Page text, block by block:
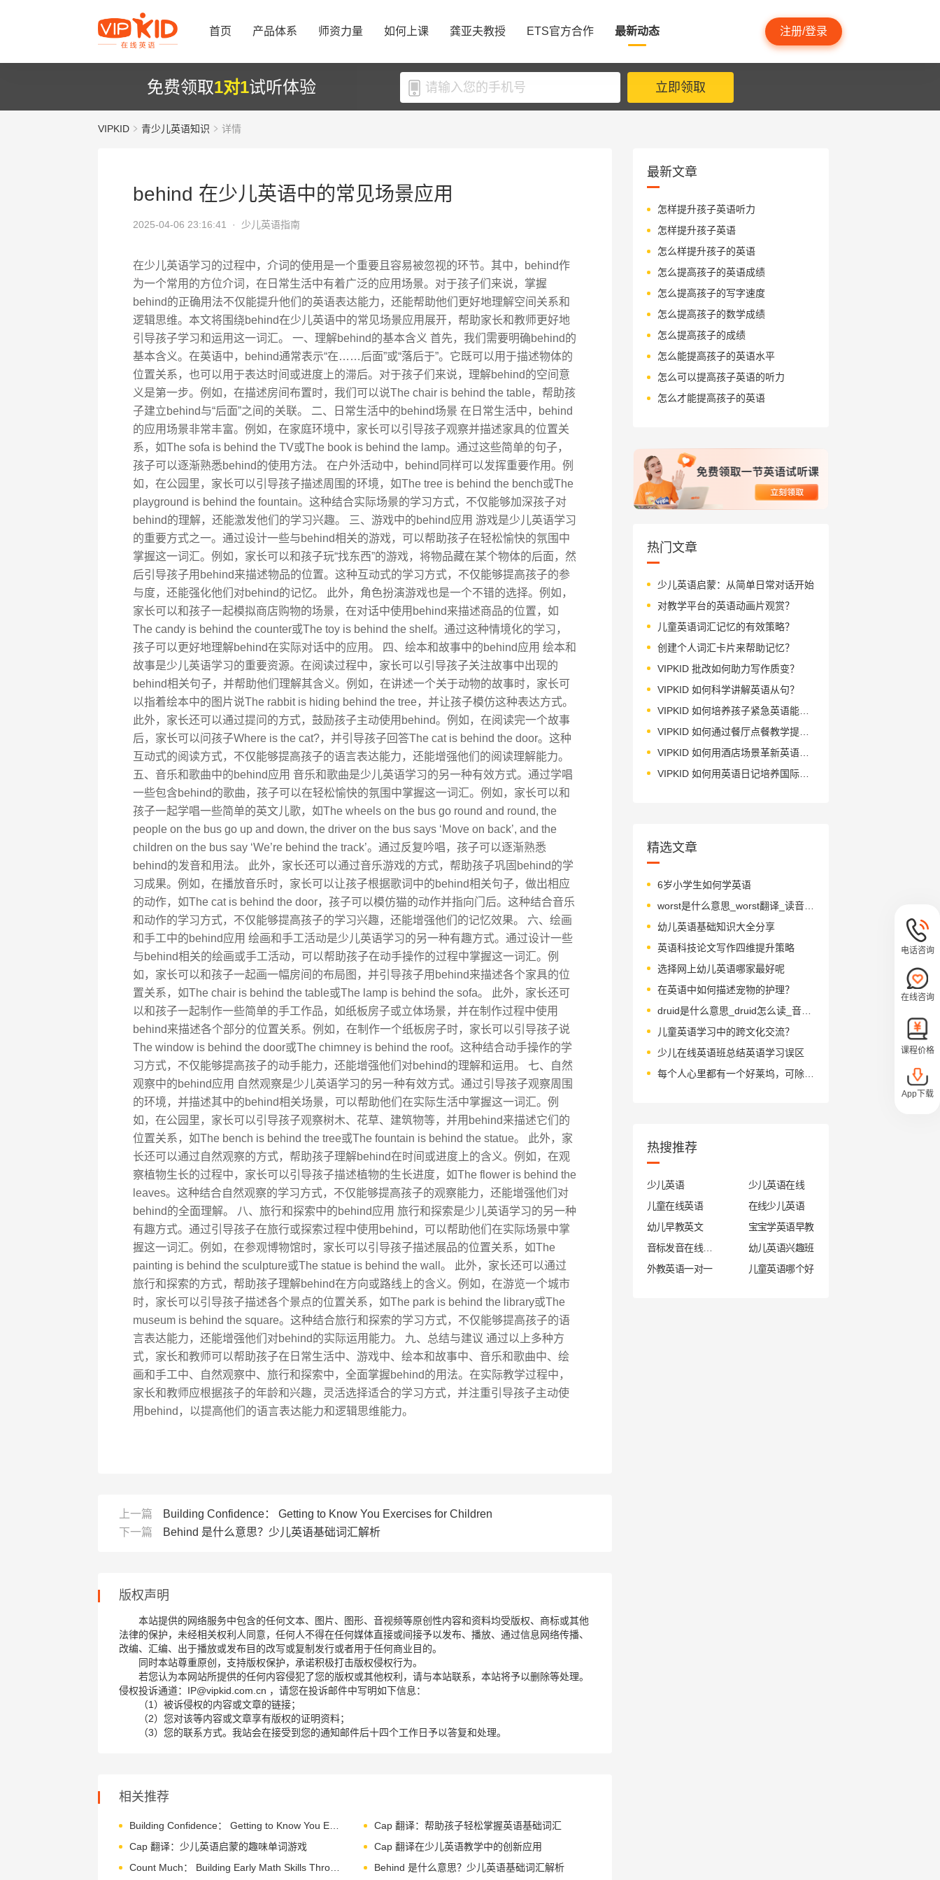
首页 产品体系 师资力量 如何上课 龚亚夫教授 ETS官方合作 最新动态 注册/登录
免费领取1对1试听体验 立即领取
VIPKID 青少儿英语知识 详情
behind 在少儿英语中的常见场景应用
2025-04-06 23:16:41 · 少儿英语指南
在少儿英语学习的过程中，介词的使用是一个重要且容易被忽视的环节。其中，behind作
为一个常用的方位介词，在日常生活中有着广泛的应用场景。对于孩子们来说，掌握
behind的正确用法不仅能提升他们的英语表达能力，还能帮助他们更好地理解空间关系和
逻辑思维。本文将围绕behind在少儿英语中的常见场景应用展开，帮助家长和教师更好地
引导孩子学习和运用这一词汇。 一、理解behind的基本含义 首先，我们需要明确behind的
基本含义。在英语中，behind通常表示“在……后面”或“落后于”。它既可以用于描述物体的
位置关系，也可以用于表达时间或进度上的滞后。对于孩子们来说，理解behind的空间意
义是第一步。例如，在描述房间布置时，我们可以说The chair is behind the table，帮助孩
子建立behind与“后面”之间的关联。 二、日常生活中的behind场景 在日常生活中，behind
的应用场景非常丰富。例如，在家庭环境中，家长可以引导孩子观察并描述家具的位置关
系，如The sofa is behind the TV或The book is behind the lamp。通过这些简单的句子，
孩子可以逐渐熟悉behind的使用方法。 在户外活动中，behind同样可以发挥重要作用。例
如，在公园里，家长可以引导孩子描述周围的环境，如The tree is behind the bench或The
playground is behind the fountain。这种结合实际场景的学习方式，不仅能够加深孩子对
behind的理解，还能激发他们的学习兴趣。 三、游戏中的behind应用 游戏是少儿英语学习
的重要方式之一。通过设计一些与behind相关的游戏，可以帮助孩子在轻松愉快的氛围中
掌握这一词汇。例如，家长可以和孩子玩“找东西”的游戏，将物品藏在某个物体的后面，然
后引导孩子用behind来描述物品的位置。这种互动式的学习方式，不仅能够提高孩子的参
与度，还能强化他们对behind的记忆。 此外，角色扮演游戏也是一个不错的选择。例如，
家长可以和孩子一起模拟商店购物的场景，在对话中使用behind来描述商品的位置，如
The candy is behind the counter或The toy is behind the shelf。通过这种情境化的学习，
孩子可以更好地理解behind在实际对话中的应用。 四、绘本和故事中的behind应用 绘本和
故事是少儿英语学习的重要资源。在阅读过程中，家长可以引导孩子关注故事中出现的
behind相关句子，并帮助他们理解其含义。例如，在讲述一个关于动物的故事时，家长可
以指着绘本中的图片说The rabbit is hiding behind the tree，并让孩子模仿这种表达方式。
此外，家长还可以通过提问的方式，鼓励孩子主动使用behind。例如，在阅读完一个故事
后，家长可以问孩子Where is the cat?，并引导孩子回答The cat is behind the door。这种
互动式的阅读方式，不仅能够提高孩子的语言表达能力，还能增强他们的阅读理解能力。
五、音乐和歌曲中的behind应用 音乐和歌曲是少儿英语学习的另一种有效方式。通过学唱
一些包含behind的歌曲，孩子可以在轻松愉快的氛围中掌握这一词汇。例如，家长可以和
孩子一起学唱一些简单的英文儿歌，如The wheels on the bus go round and round, the
people on the bus go up and down, the driver on the bus says ‘Move on back’, and the
children on the bus say ‘We’re behind the track’。通过反复吟唱，孩子可以逐渐熟悉
behind的发音和用法。 此外，家长还可以通过音乐游戏的方式，帮助孩子巩固behind的学
习成果。例如，在播放音乐时，家长可以让孩子根据歌词中的behind相关句子，做出相应
的动作，如The cat is behind the door，孩子可以模仿猫的动作并指向门后。这种结合音乐
和动作的学习方式，不仅能够提高孩子的学习兴趣，还能增强他们的记忆效果。 六、绘画
和手工中的behind应用 绘画和手工活动是少儿英语学习的另一种有趣方式。通过设计一些
与behind相关的绘画或手工活动，可以帮助孩子在动手操作的过程中掌握这一词汇。例
如，家长可以和孩子一起画一幅房间的布局图，并引导孩子用behind来描述各个家具的位
置关系，如The chair is behind the table或The lamp is behind the sofa。 此外，家长还可
以和孩子一起制作一些简单的手工作品，如纸板房子或立体场景，并在制作过程中使用
behind来描述各个部分的位置关系。例如，在制作一个纸板房子时，家长可以引导孩子说
The window is behind the door或The chimney is behind the roof。这种结合动手操作的学
习方式，不仅能够提高孩子的动手能力，还能增强他们对behind的理解和运用。 七、自然
观察中的behind应用 自然观察是少儿英语学习的另一种有效方式。通过引导孩子观察周围
的环境，并描述其中的behind相关场景，可以帮助他们在实际生活中掌握这一词汇。例
如，在公园里，家长可以引导孩子观察树木、花草、建筑物等，并用behind来描述它们的
位置关系，如The bench is behind the tree或The fountain is behind the statue。 此外，家
长还可以通过自然观察的方式，帮助孩子理解behind在时间或进度上的含义。例如，在观
察植物生长的过程中，家长可以引导孩子描述植物的生长进度，如The flower is behind the
leaves。这种结合自然观察的学习方式，不仅能够提高孩子的观察能力，还能增强他们对
behind的全面理解。 八、旅行和探索中的behind应用 旅行和探索是少儿英语学习的另一种
有趣方式。通过引导孩子在旅行或探索过程中使用behind，可以帮助他们在实际场景中掌
握这一词汇。例如，在参观博物馆时，家长可以引导孩子描述展品的位置关系，如The
painting is behind the sculpture或The statue is behind the wall。 此外，家长还可以通过
旅行和探索的方式，帮助孩子理解behind在方向或路线上的含义。例如，在游览一个城市
时，家长可以引导孩子描述各个景点的位置关系，如The park is behind the library或The
museum is behind the square。这种结合旅行和探索的学习方式，不仅能够提高孩子的语
言表达能力，还能增强他们对behind的实际运用能力。 九、总结与建议 通过以上多种方
式，家长和教师可以帮助孩子在日常生活中、游戏中、绘本和故事中、音乐和歌曲中、绘
画和手工中、自然观察中、旅行和探索中，全面掌握behind的用法。在实际教学过程中，
家长和教师应根据孩子的年龄和兴趣，灵活选择适合的学习方式，并注重引导孩子主动使
用behind，以提高他们的语言表达能力和逻辑思维能力。
上一篇
Building Confidence： Getting to Know You Exercises for Children
下一篇
Behind 是什么意思？少儿英语基础词汇解析
版权声明
本站提供的网络服务中包含的任何文本、图片、图形、音视频等原创性内容和资料均受版权、商标或其他
法律的保护，未经相关权利人同意，任何人不得在任何媒体直接或间接予以发布、播放、通过信息网络传播、
改编、汇编、出于播放或发布目的改写或复制发行或者用于任何商业目的。
同时本站尊重原创，支持版权保护，承诺积极打击版权侵权行为。
若您认为本网站所提供的任何内容侵犯了您的版权或其他权利，请与本站联系，本站将予以删除等处理。
侵权投诉通道：IP@vipkid.com.cn ，请您在投诉邮件中写明如下信息：
（1）被诉侵权的内容或文章的链接；
（2）您对该等内容或文章享有版权的证明资料；
（3）您的联系方式。我站会在接受到您的通知邮件后十四个工作日予以答复和处理。
相关推荐
Building Confidence： Getting to Know You Exercises for Children
Cap 翻译：帮助孩子轻松掌握英语基础词汇
Cap 翻译：少儿英语启蒙的趣味单词游戏
Cap 翻译在少儿英语教学中的创新应用
Count Much： Building Early Math Skills Through English
Behind 是什么意思？少儿英语基础词汇解析
最新文章
怎样提升孩子英语听力
怎样提升孩子英语
怎么样提升孩子的英语
怎么提高孩子的英语成绩
怎么提高孩子的写字速度
怎么提高孩子的数学成绩
怎么提高孩子的成绩
怎么能提高孩子的英语水平
怎么可以提高孩子英语的听力
怎么才能提高孩子的英语
热门文章
少儿英语启蒙：从简单日常对话开始
对教学平台的英语动画片观赏？
儿童英语词汇记忆的有效策略？
创建个人词汇卡片来帮助记忆？
VIPKID 批改如何助力写作质变？
VIPKID 如何科学讲解英语从句？
VIPKID 如何培养孩子紧急英语能力？
VIPKID 如何通过餐厅点餐教学提升少儿英语应用能力？
VIPKID 如何用酒店场景革新英语教学？
VIPKID 如何用英语日记培养国际化人才？
精选文章
6岁小学生如何学英语
worst是什么意思_worst翻译_读音_用法_翻译
幼儿英语基础知识大全分享
英语科技论文写作四维提升策略
选择网上幼儿英语哪家最好呢
在英语中如何描述宠物的护理？
druid是什么意思_druid怎么读_音标'dru-ɪd
儿童英语学习中的跨文化交流？
少儿在线英语班总结英语学习误区
每个人心里都有一个好莱坞，可除了大片，还真有许多你不知道的事…
热搜推荐
少儿英语
少儿英语在线
儿童在线英语
在线少儿英语
幼儿早教英文
宝宝学英语早教
幼儿英语兴趣班
外教英语一对一
儿童英语哪个好
电话咨询
在线咨询
课程价格
App下载